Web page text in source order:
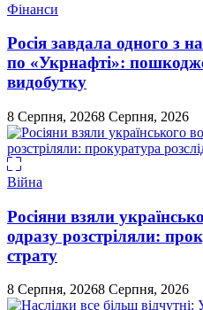
Фінанси
Росія завдала одного з
по «Укрнафті»:
видобутку
8 Серпня, 20268 Серпня, 2026
Війна
Росіяни взяли
одразу розстріляли:
страту
8 Серпня, 20268 Серпня, 2026